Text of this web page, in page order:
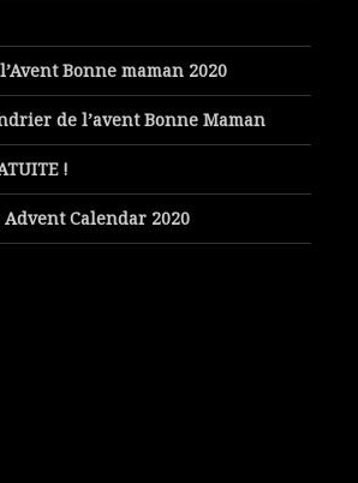
Bonne maman 2020
de l’avent Bonne Maman
!
Calendar 2020